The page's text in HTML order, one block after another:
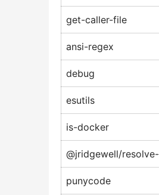
get-caller-file
ansi-regex
debug
esutils
is-docker
@jridgewell/
punycode